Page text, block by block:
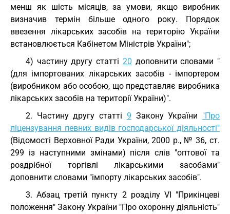
менш як шість місяців, за умови, якщо виробник
визначив термін більше одного року. Порядок
ввезення лікарських засобів на територію України
встановлюється Кабінетом Міністрів України";
4) частину другу статті 20 доповнити словами "
(для імпортованих лікарських засобів - імпортером
(виробником або особою, що представляє виробника
лікарських засобів на території України)".
2. Частину другу статті 9 Закону України "Про
ліцензування певних видів господарської діяльності"
(Відомості Верховної Ради України, 2000 р., № 36, ст.
299 із наступними змінами) після слів "оптової та
роздрібної торгівлі лікарськими засобами"
доповнити словами "імпорту лікарських засобів".
3. Абзац третій пункту 2 розділу VI "Прикінцеві
положення" Закону України "Про охоронну діяльність"